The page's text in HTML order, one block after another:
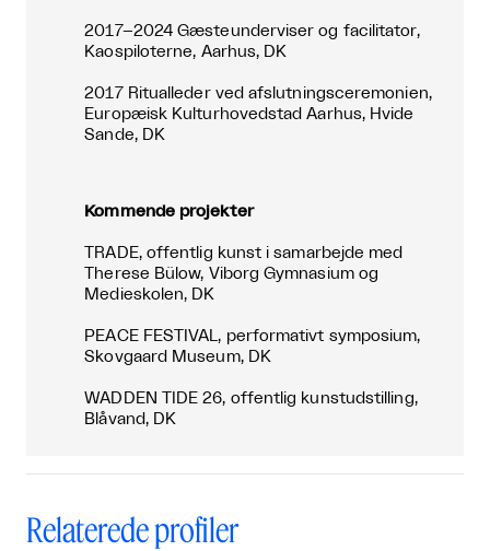
2017–2024 Gæsteunderviser og facilitator,
Kaospiloterne, Aarhus, DK
2017 Ritualleder ved afslutningsceremonien,
Europæisk Kulturhovedstad Aarhus, Hvide
Sande, DK
Kommende projekter
TRADE, offentlig kunst i samarbejde med
Therese Bülow, Viborg Gymnasium og
Medieskolen, DK
PEACE FESTIVAL, performativt symposium,
Skovgaard Museum, DK
WADDEN TIDE 26, offentlig kunstudstilling,
Blåvand, DK
Relaterede profiler